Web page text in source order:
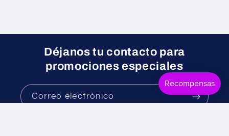
Déjanos tu contacto para
promociones especiales
Correo electrónico